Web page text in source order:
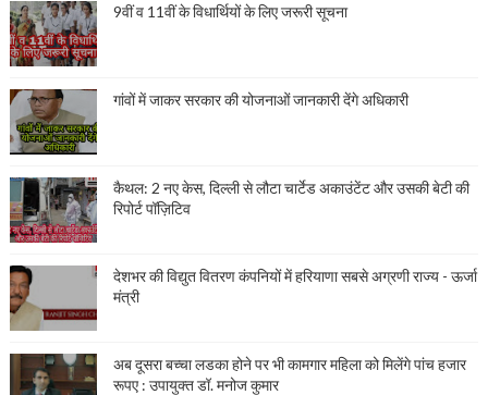
9वीं व 11वीं के विधार्थियों के लिए जरूरी सूचना
गांवों में जाकर सरकार की योजनाओं जानकारी देंगे अधिकारी
कैथल: 2 नए केस, दिल्ली से लौटा चार्टेड अकाउंटेंट और उसकी बेटी की
रिपोर्ट पॉज़िटिव
देशभर की विद्युत वितरण कंपनियों में हरियाणा सबसे अग्रणी राज्य - ऊर्जा
मंत्री
अब दूसरा बच्चा लडका होने पर भी कामगार महिला को मिलेंगे पांच हजार
रूपए : उपायुक्त डॉ. मनोज कुमार